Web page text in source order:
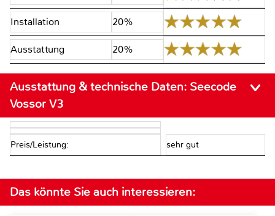
Installation 20%
Ausstattung 20%
Ausstattung & technische Daten: Seecode
Vossor V3
Preis/Leistung: sehr gut
Das könnte Sie auch interessieren: